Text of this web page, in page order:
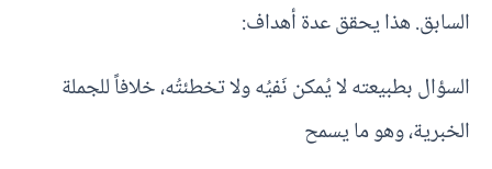
السابق. هذا يحقق عدة أهداف:
السؤال بطبيعته لا يُمكن نَفيُه ولا تخطئتُه، خلافاً للجملة
الخبرية، وهو ما يسمح